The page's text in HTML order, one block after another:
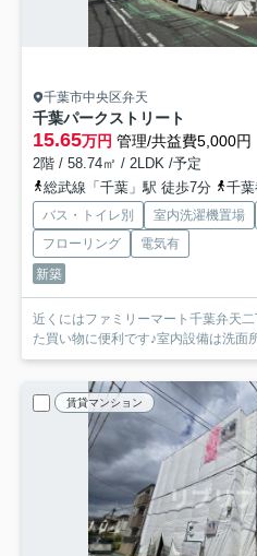
千葉市中央区弁天
千葉パークストリート
15.65万円 管理/共益費5,000円
2階 / 58.74㎡ / 2LDK /予定
総武線「千葉」駅 徒歩7分
千葉
バス・トイレ別 室内洗濯機置場
フローリング
電気有
新築
近くにはファミリーマート千葉弁天
た買い物に便利です♪室内設備は洗面
賃貸マンション